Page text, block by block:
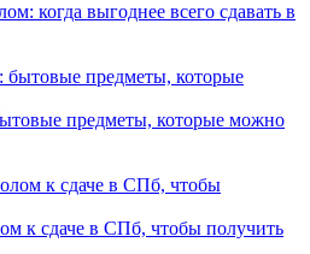
когда выгоднее всего сдавать в
предметы, которые можно
к сдаче в СПб, чтобы получить